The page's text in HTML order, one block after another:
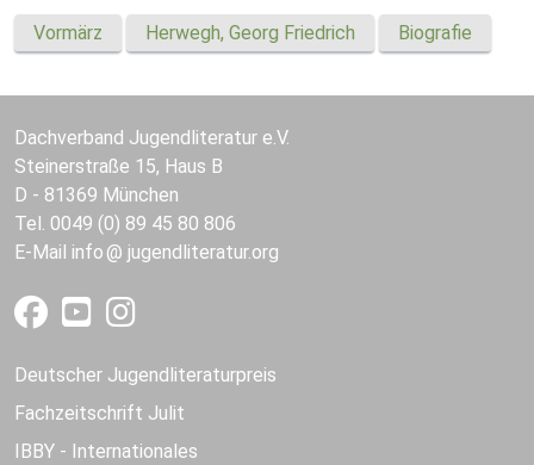
Vormärz Herwegh, Georg Friedrich Biografie
Dachverband Jugendliteratur e.V.
Steinerstraße 15, Haus B
D - 81369 München
Tel. 0049 (0) 89 45 80 806
E-Mail info jugendliteratur.org
Deutscher Jugendliteraturpreis
Fachzeitschrift Julit
IBBY - Internationales